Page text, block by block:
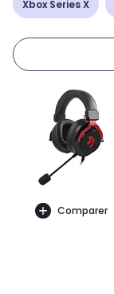
Xbox Series X
Comparer